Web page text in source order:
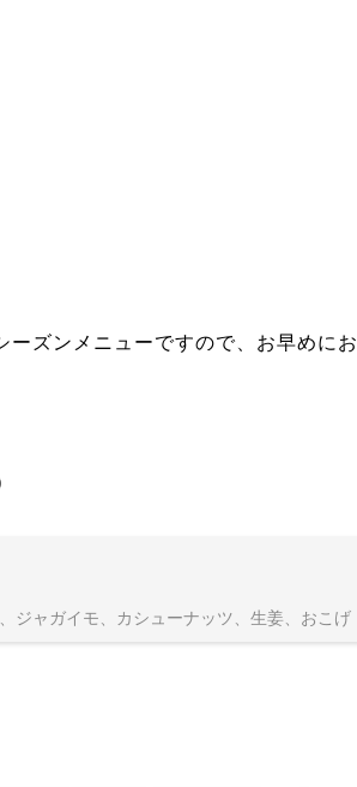
ズンメニューですので、お早めにお
ジャガイモ、カシューナッツ、生姜、おこげ